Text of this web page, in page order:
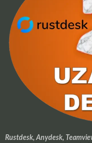
Rustdesk, Anydesk,